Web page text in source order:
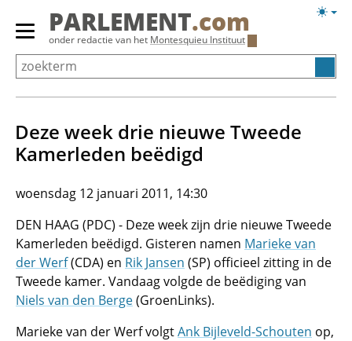
Overslaan
Primair
menu
tonen/verbergen
PARLEMENT.com
onder redactie van het Montesquieu Instituut
Deze week drie nieuwe Tweede
Kamerleden beëdigd
woensdag 12 januari 2011, 14:30
DEN HAAG (PDC) - Deze week zijn drie nieuwe Tweede
Kamerleden beëdigd. Gisteren namen Marieke van
der Werf(CDA) en Rik Jansen (SP) officieel zitting in de
Tweede kamer. Vandaag volgde de beëdiging van
Niels van den Berge(GroenLinks).
Marieke van der Werf volgtAnk Bijleveld-Schouten op,